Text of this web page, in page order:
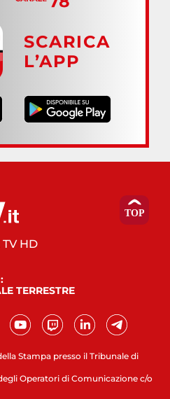
SCARICA
L’APP
Stampa presso il Tribunale di
Operatori di Comunicazione c/o
HD
TERRESTRE